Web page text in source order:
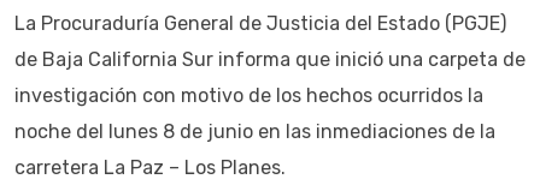
La Procuraduría General de Justicia del Estado (PGJE)
de Baja California Sur informa que inició una carpeta de
investigación con motivo de los hechos ocurridos la
noche del lunes 8 de junio en las inmediaciones de la
carretera La Paz – Los Planes.